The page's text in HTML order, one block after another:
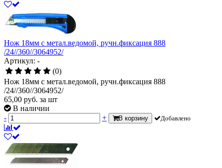
Нож 18мм с метал.ведомой, ручн.фиксация 888
/24//360//3064952/
Артикул: -
(0)
Нож 18мм с метал.ведомой, ручн.фиксация 888
/24//360//3064952/
65,00 руб. за шт
В наличии
-
+ В корзину Добавлено